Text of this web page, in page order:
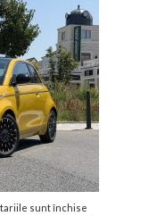
de
bătaie
japonez
învață
bunele
maniere
pe
sunt închise